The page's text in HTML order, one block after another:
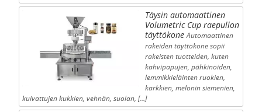
Täysin automaattinen
Volumetric Cup raepullon
täyttökone Automaattinen
rakeiden täyttökone sopii
rakeisten tuotteiden, kuten
kahvipapujen, pähkinöiden,
lemmikkieläinten ruokien,
karkkien, melonin siemenien,
kuivattujen kukkien, vehnän, suolan, […]